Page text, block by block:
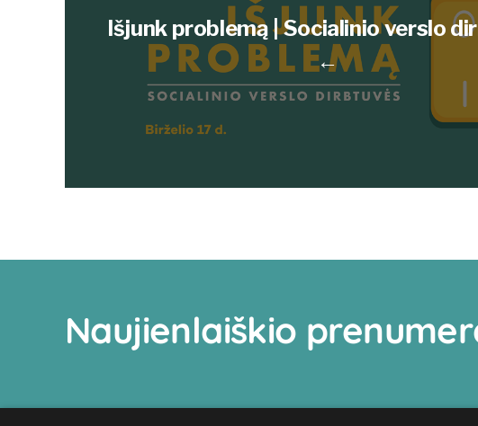
←
Išjunk problemą | Socialinio verslo
Naujienlaiškio